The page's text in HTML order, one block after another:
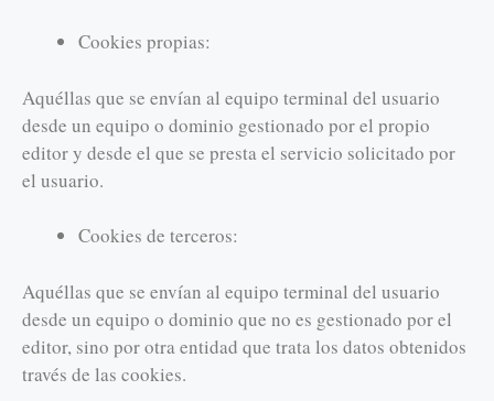
Cookies propias:
Aquéllas que se envían al equipo terminal del usuario
desde un equipo o dominio gestionado por el propio
editor y desde el que se presta el servicio solicitado por
el usuario.
Cookies de terceros:
Aquéllas que se envían al equipo terminal del usuario
desde un equipo o dominio que no es gestionado por el
editor, sino por otra entidad que trata los datos obtenidos
través de las cookies.